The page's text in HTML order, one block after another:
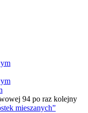
94 po raz kolejny
mieszanych”